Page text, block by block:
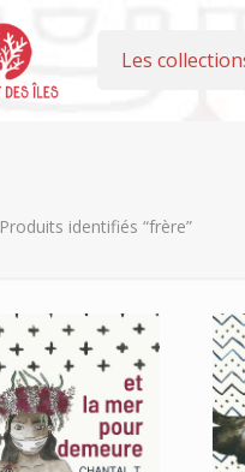
Les
Produits identifiés “frère”